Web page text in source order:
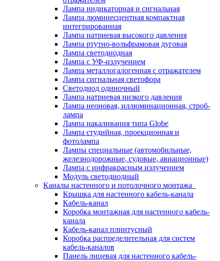
Лампа индикаторная и сигнальная
Лампа люминесцентная компактная
интегрированная
Лампа натриевая высокого давления
Лампа ртутно-вольфрамовая дуговая
Лампа светодиодная
Лампа с УФ-излучением
Лампа металлогалогенная с отражателем
Лампа сигнальная светофора
Светодиод одиночный
Лампа натриевая низкого давления
Лампа неоновая, иллюминационная, строб-
лампа
Лампа накаливания типа Globe
Лампа студийная, проекционная и
фотолампа
Лампы специальные (автомобильные,
железнодорожные, судовые, авиационные)
Лампа с инфракрасным излучением
Модуль светодиодный
Каналы настенного и потолочного монтажа
Крышка для настенного кабель-канала
Кабель-канал
Коробка монтажная для настенного кабель-
канала
Кабель-канал плинтусный
Коробка распределительная для систем
кабель-каналов
Панель лицевая для настенного кабель-